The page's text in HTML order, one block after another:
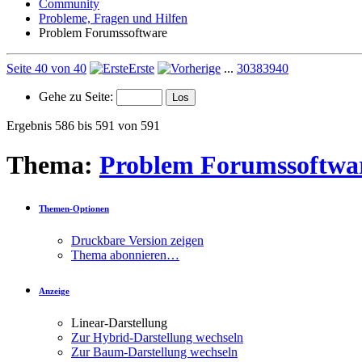
Community
Probleme, Fragen und Hilfen
Problem Forumssoftware
Seite 40 von 40 Erste ... 30383940
Gehe zu Seite:
Ergebnis 586 bis 591 von 591
Thema: Problem
Themen-Optionen
Druckbare Version zeigen
Thema abonnieren…
Anzeige
Linear-Darstellung
Zur Hybrid-Darstellung wechseln
Zur Baum-Darstellung wechseln